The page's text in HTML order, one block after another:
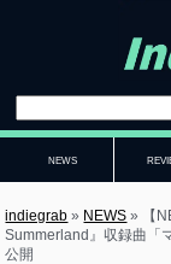
NEWS
indiegrab » NEWS »
【
Summerland』収録曲「
公開